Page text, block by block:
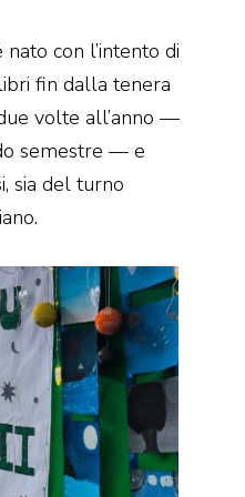
con l’intento di
fin dalla tenera
volte all’anno —
semestre — e
sia del turno